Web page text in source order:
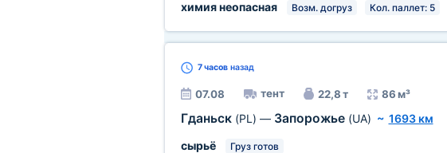
химия неопасная
Возм. догруз Кол. паллет: 5
7 часовназад
07.08 тент 22,8 т 86 м³
Гданьск (PL) — Запорожье (UA) ~ 1693 км
сырьё
Груз готов